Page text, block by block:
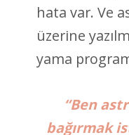
hata var. Ve
üzerine
yama
“Ben
bağırmak